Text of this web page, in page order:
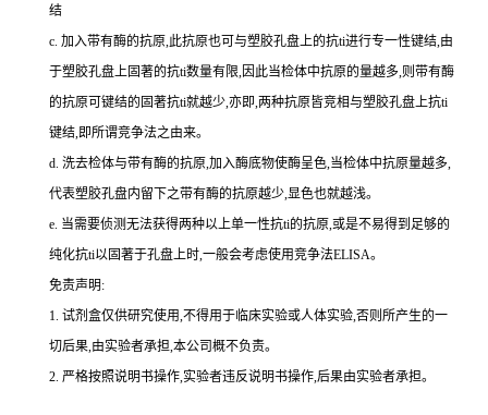
结
c. 加入带有酶的抗原,此抗原也可与塑胶孔盘上的抗ti进行专一性键结,由
于塑胶孔盘上固著的抗ti数量有限,因此当检体中抗原的量越多,则带有酶
的抗原可键结的固著抗ti就越少,亦即,两种抗原皆竞相与塑胶孔盘上抗ti
键结,即所谓竞争法之由来。
d. 洗去检体与带有酶的抗原,加入酶底物使酶呈色,当检体中抗原量越多,
代表塑胶孔盘内留下之带有酶的抗原越少,显色也就越浅。
e. 当需要侦测无法获得两种以上单一性抗ti的抗原,或是不易得到足够的
纯化抗ti以固著于孔盘上时,一般会考虑使用竞争法ELISA。
免责声明:
1. 试剂盒仅供研究使用,不得用于临床实验或人体实验,否则所产生的一
切后果,由实验者承担,本公司概不负责。
2. 严格按照说明书操作,实验者违反说明书操作,后果由实验者承担。